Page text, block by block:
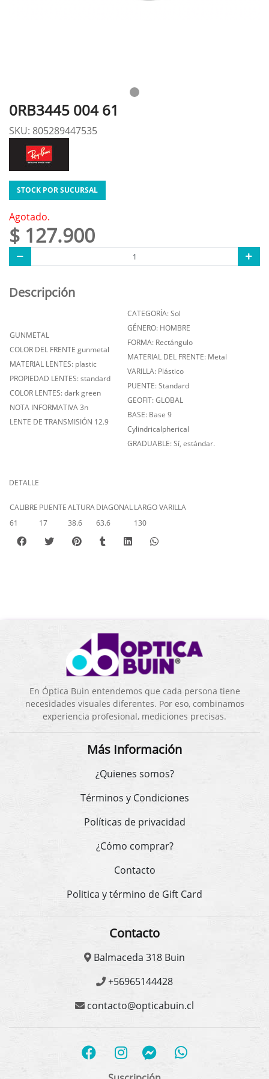
0RB3445 004 61
SKU: 805289447535
STOCK POR SUCURSAL
Agotado.
$ 127.900
Descripción
GUNMETAL
COLOR DEL FRENTE gunmetal
MATERIAL LENTES: plastic
PROPIEDAD LENTES: standard
COLOR LENTES: dark green
NOTA INFORMATIVA 3n
LENTE DE TRANSMISIÓN 12.9
CATEGORÍA: Sol
GÉNERO: HOMBRE
FORMA: Rectángulo
MATERIAL DEL FRENTE: Metal
VARILLA: Plástico
PUENTE: Standard
GEOFIT: GLOBAL
BASE: Base 9
Cylindricalpherical
GRADUABLE: Sí, estándar.
DETALLE
CALIBRE PUENTEALTURADIAGONALLARGO VARILLA
61
17 38.6 63.6 130
En Óptica Buin entendemos que cada persona tiene
necesidades visuales diferentes. Por eso, combinamos
experiencia profesional, mediciones precisas.
Más Información
¿Quienes somos?
Términos y Condiciones
Políticas de privacidad
¿Cómo comprar?
Contacto
Politica y término de Gift Card
Contacto
Balmaceda 318 Buin
+56965144428
contacto@opticabuin.cl